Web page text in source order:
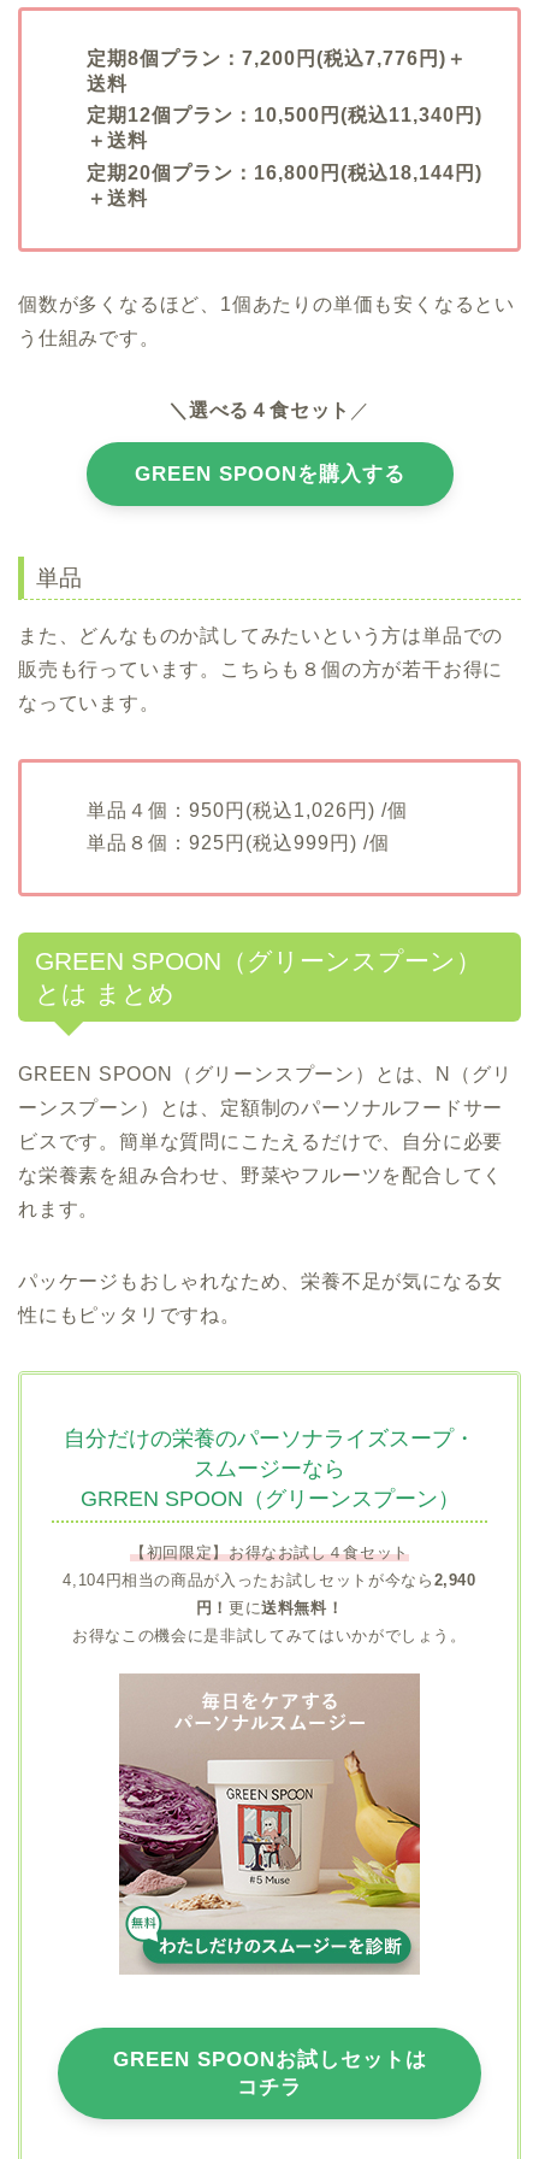
定期8個プラン：7,200円(税込7,776円)＋
送料
定期12個プラン：10,500円(税込11,340円)
＋送料
定期20個プラン：16,800円(税込18,144円)
＋送料
個数が多くなるほど、1個あたりの単価も安くなるとい
う仕組みです。
＼選べる４食セット ／
GREEN SPOONを購入する
単品
また、どんなものか試してみたいという方は単品での
販売も行っています。こちらも８個の方が若干お得に
なっています。
単品４個：950円(税込1,026円) /個
単品８個：925円(税込999円) /個
GREEN SPOON（グリーンスプーン）
とは まとめ
GREEN SPOON（グリーンスプーン）とは、N（グリ
ーンスプーン）とは、定額制のパーソナルフードサー
ビスです。簡単な質問にこたえるだけで、自分に必要
な栄養素を組み合わせ、野菜やフルーツを配合してく
れます。
パッケージもおしゃれなため、栄養不足が気になる女
性にもピッタリですね。
自分だけの栄養のパーソナライズスープ・
スムージーなら
GRREN SPOON（グリーンスプーン）
【初回限定】お得なお試し４食セット
4,104円相当の商品が入ったお試しセットが今なら 2,940
円！ 更に送料無料！
お得なこの機会に是非試してみてはいかがでしょう。
GREEN SPOONお試しセットは
コチラ